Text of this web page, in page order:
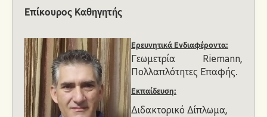
Το Τμήμα
Σπουδές
Ακαδημαϊκά
Νέα και Εκδηλώσεις
Ανακοινώσεις
Επίκουρος Καθηγητής
Ερευνητικά Ενδιαφέροντα:
Γεωμετρία Riemann,
Πολλαπλότητες Eπαφής.
Εκπαίδευση:
Διδακτορικό Δίπλωμα,